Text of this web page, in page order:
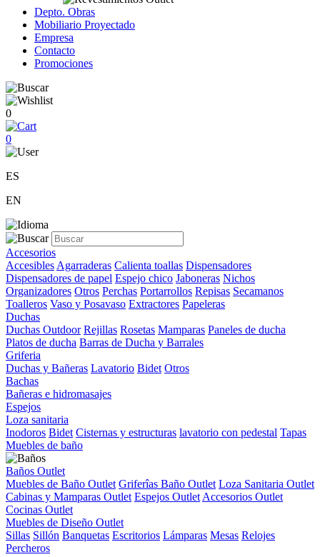
Depto. Obras
Mobiliario Proyectado
Empresa
Contacto
Promociones
0
0
ES
EN
Accesorios
Accesibles Agarraderas Calienta toallas Dispensadores
Dispensadores de papel Espejo chico Jaboneras Nichos
Organizadores Otros Perchas Portarrollos Repisas Secamanos
Toalleros Vaso y Posavaso Extractores Papeleras
Duchas
Duchas Outdoor Rejillas Rosetas Mamparas Paneles de ducha
Platos de ducha Barras de Ducha y Barrales
Griferia
Duchas y Bañeras Lavatorio Bidet Otros
Bachas
Bañeras e hidromasajes
Espejos
Loza sanitaria
Inodoros Bidet Cisternas y estructuras lavatorio con pedestal Tapas
Muebles de baño
Baños Outlet
Muebles de Baño Outlet Griferîas Baño Outlet Loza Sanitaria Outlet
Cabinas y Mamparas Outlet Espejos Outlet Accesorios Outlet
Cocinas Outlet
Muebles de Diseño Outlet
Sillas Sillón Banquetas Escritorios Lámparas Mesas Relojes
Percheros